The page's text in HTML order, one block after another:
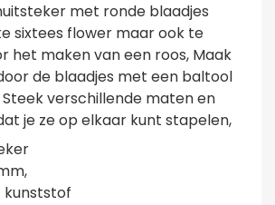
met ronde blaadjes
sixtees flower maar ook te
het maken van een roos, Maak
de blaadjes met een baltool
verschillende maten en
je ze op elkaar kunt stapelen,
kunststof